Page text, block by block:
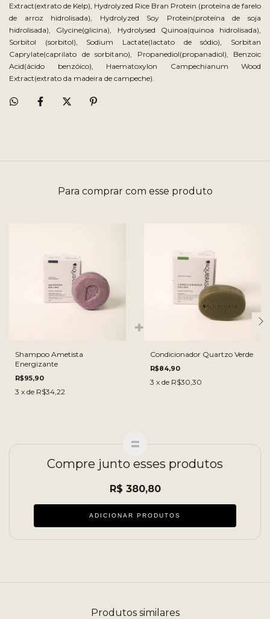
Extract(extrato de Kelp), Hydrolyzed Rice Bran Protein (proteína de farelo
de arroz hidrolisada), Hydrolyzed Soy Protein(proteína de soja
hidrolisada), Glycine(glicina), Hydrolysed Quinoa(quinoa hidrolisada),
Sorbitol (sorbitol), Sodium Lactate(lactato de sódio), Sorbitan
Caprylate(caprilato de sorbitano), Propanediol(propanadiol), Benzoic
Acid(ácido benzóico), Haematoxylon Campechianum Wood
Extract(extrato da madeira de campeche).
Para comprar com esse produto
Shampoo Ametista
Energizante
R$95,90
3 x de R$34,22
Condicionador Quartzo Verde
R$84,90
3 x de R$30,30
Compre junto esses produtos
R$ 380,80
ADICIONAR PRODUTOS
Produtos similares